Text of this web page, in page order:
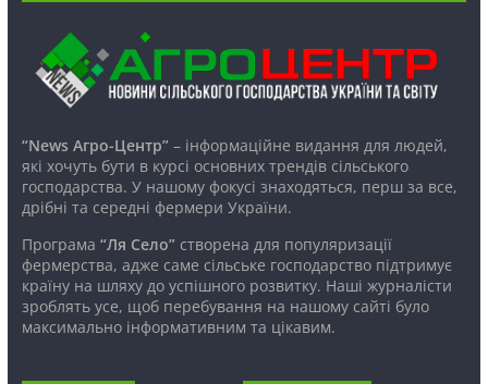
“News Агро-Центр”– інформаційне видання для людей,
які хочуть бути в курсі основних трендів сільського
господарства. У нашому фокусі знаходяться, перш за все,
дрібні та середні фермери України.
Програма “Ля Село”створена для популяризації
фермерства, адже саме сільське господарство підтримує
країну на шляху до успішного розвитку. Наші журналісти
зроблять усе, щоб перебування на нашому сайті було
максимально інформативним та цікавим.